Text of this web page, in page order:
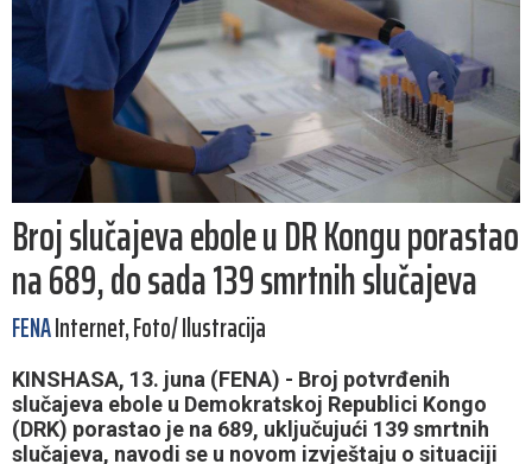
Broj slučajeva ebole u DR Kongu porastao
na 689, do sada 139 smrtnih slučajeva
FENAInternet, Foto/ Ilustracija
KINSHASA, 13. juna (FENA) - Broj potvrđenih
slučajeva ebole u Demokratskoj Republici Kongo
(DRK) porastao je na 689, uključujući 139 smrtnih
slučajeva, navodi se u novom izvještaju o situaciji